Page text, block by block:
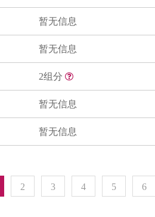
暂无信息
暂无信息
2组分
暂无信息
暂无信息
2 3 4 5 6